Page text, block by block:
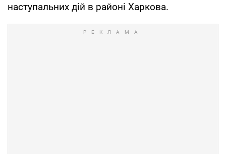
наступальних дій в районі Харкова.